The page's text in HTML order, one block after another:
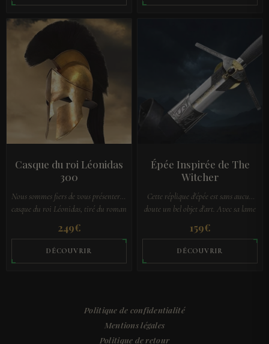
Casque du roi Léonidas
300
Nous sommes fiers de vous présenter le
casque du roi Léonidas, tiré du roman
Développé en étroite…
249€
DÉCOUVRIR
Épée Inspirée de The
Witcher
Cette réplique d'épée est sans aucun
doute un bel objet d'art. Avec sa lame
manche magnifique, elle…
159€
DÉCOUVRIR
Politique de confidentialité
Mentions légales
Politique de retour